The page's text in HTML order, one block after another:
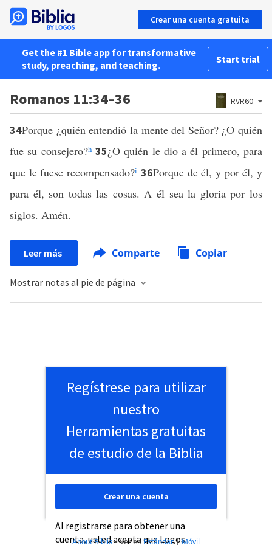
Crear una cuenta gratuita
Get the #1 Bible app for transformative
study, preaching, and teaching.
Start trial
Romanos 11:34–36 RVR60
34Porque ¿quién entendió la mente del Señor? ¿O quién
fue su consejero?h 35¿O quién le dio a él primero, para
que le fuese recompensado?i 36Porque de él, y por él, y
para él, son todas las cosas. A él sea la gloria por los
siglos. Amén.
Leer más Comparte Copiar
Mostrar notas al pie de página
Regístrese para utilizar
nuestro
Herramientas gratuitas
de estudio de la Biblia
Al registrarse para obtener una
cuenta, usted acepta que Logos
Crear una cuenta
About Biblia • Ver enEstándar|Móvil